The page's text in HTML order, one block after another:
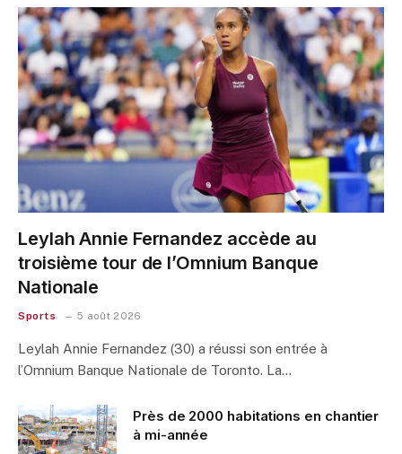
Leylah Annie Fernandez accède au
troisième tour de l’Omnium Banque
Nationale
Sports 5 août 2026
Leylah Annie Fernandez (30) a réussi son entrée à
l’Omnium Banque Nationale de Toronto. La…
Près de 2000 habitations en chantier
à mi-année